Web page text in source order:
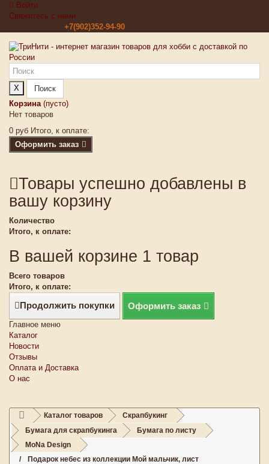
Войти
Свяжитесь с нами
+7(902)352-94-90
X
Поиск
Корзина (пусто)
Нет товаров
0 руб Итого, к оплате:
Оформить заказ
Товары успешно добавлены в
вашу корзину
Количество
Итого, к оплате:
В вашей корзине 1 товар
Всего товаров
Итого, к оплате:
Продолжить покупки Оформить заказ
Главное меню
Каталог
Новости
Отзывы
Оплата и Доставка
О нас
Каталог товаров
Скрапбукинг
Бумага для скрапбукинга
Бумага по листу
MoNa Design
Подарок небес из коллекции Мой мальчик, лист